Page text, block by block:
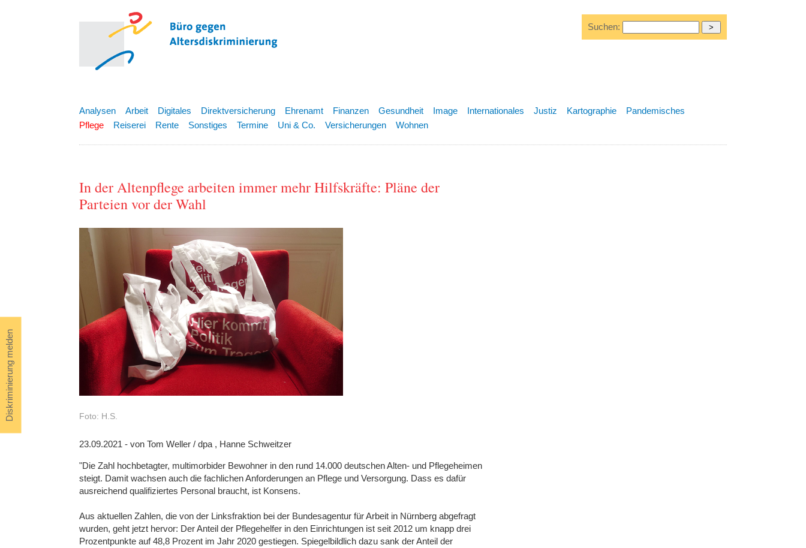
Diskriminierung melden
Suchen:
Analysen Arbeit Digitales Direktversicherung Ehrenamt Finanzen Gesundheit Image Internationales Justiz Kartographie
Pandemisches
Pflege
Reiserei Rente Sonstiges Termine Uni & Co. Versicherungen Wohnen
In der Altenpflege arbeiten immer mehr Hilfskräfte: Pläne der
Parteien vor der Wahl
Foto: H.S.
23.09.2021 - von Tom Weller / dpa , Hanne Schweitzer
"Die Zahl hochbetagter, multimorbider Bewohner in den rund 14.000 deutschen Alten- und Pflegeheimen
steigt. Damit wachsen auch die fachlichen Anforderungen an Pflege und Versorgung. Dass es dafür
ausreichend qualifiziertes Personal braucht, ist Konsens.
Aus aktuellen Zahlen, die von der Linksfraktion bei der Bundesagentur für Arbeit in Nürnberg abgefragt
wurden, geht jetzt hervor: Der Anteil der Pflegehelfer in den Einrichtungen ist seit 2012 um knapp drei
Prozentpunkte auf 48,8 Prozent im Jahr 2020 gestiegen. Spiegelbildlich dazu sank der Anteil der